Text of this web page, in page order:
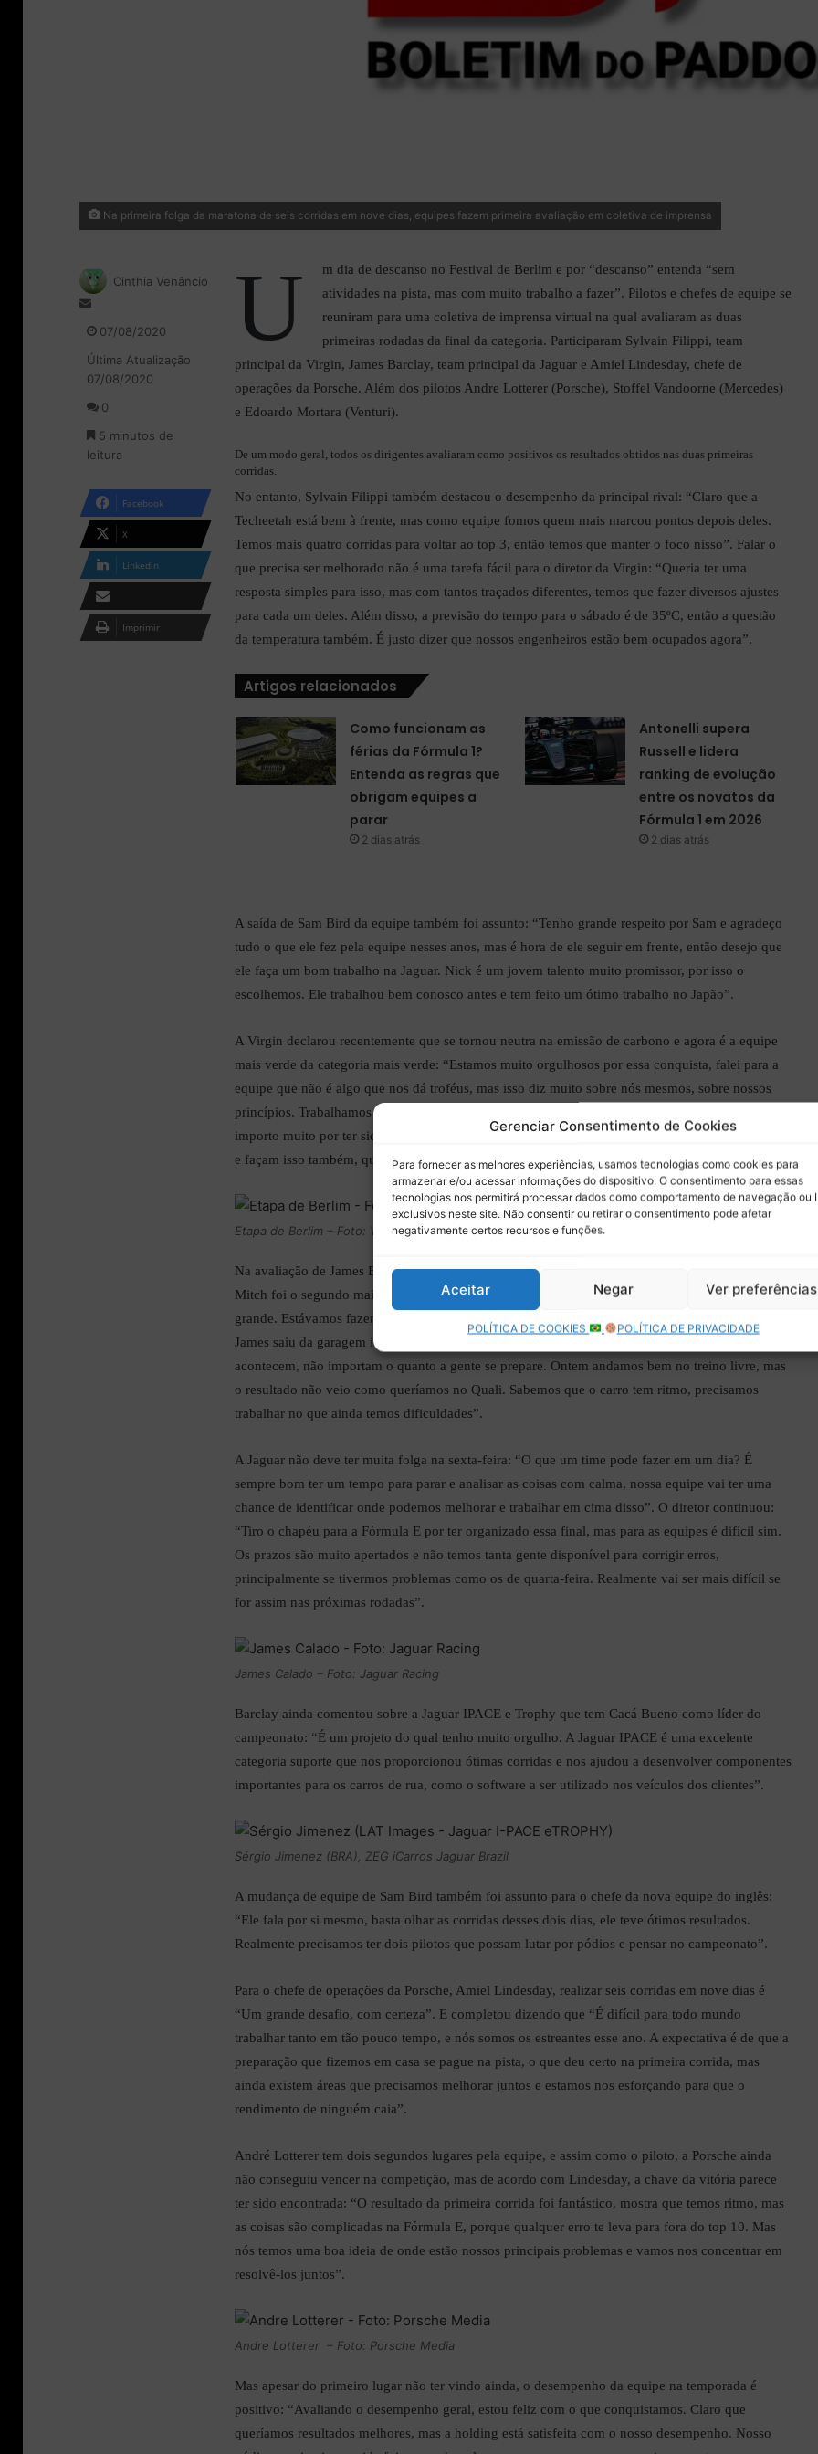
Gerenciar Consentimento de Cookies
Para fornecer as melhores experiências, usamos tecnologias como cookies para
armazenar e/ou acessar informações do dispositivo. O consentimento para essas
tecnologias nos permitirá processar dados como comportamento de navegação ou
exclusivos neste site. Não consentir ou retirar o consentimento pode afetar
negativamente certos recursos e funções.
Aceitar Negar Ver preferências
POLÍTICA DE COOKIES POLÍTICA DE PRIVACIDADE
Na primeira folga da maratona de seis corridas em nove dias, equipes fazem primeira avaliação em coletiva de imprensa
U
m dia de descanso no Festival de Berlim e por “descanso” entenda “sem
atividades na pista, mas com muito trabalho a fazer”. Pilotos e chefes de equipe se
reuniram para uma coletiva de imprensa virtual na qual avaliaram as duas
primeiras rodadas da final da categoria. Participaram Sylvain Filippi, team
principal da Virgin, James Barclay, team principal da Jaguar e Amiel Lindesday, chefe de
operações da Porsche. Além dos pilotos Andre Lotterer (Porsche), Stoffel Vandoorne (Mercedes)
e Edoardo Mortara (Venturi).
De um modo geral, todos os dirigentes avaliaram como positivos os resultados obtidos nas duas primeiras
corridas.
No entanto, Sylvain Filippi também destacou o desempenho da principal rival: “Claro que a
Techeetah está bem à frente, mas como equipe fomos quem mais marcou pontos depois deles.
Temos mais quatro corridas para voltar ao top 3, então temos que manter o foco nisso”. Falar o
que precisa ser melhorado não é uma tarefa fácil para o diretor da Virgin: “Queria ter uma
resposta simples para isso, mas com tantos traçados diferentes, temos que fazer diversos ajustes
para cada um deles. Além disso, a previsão do tempo para o sábado é de 35ºC, então a questão
da temperatura também. É justo dizer que nossos engenheiros estão bem ocupados agora”.
Artigos relacionados
Como funcionam as
férias da Fórmula 1?
Entenda as regras que
obrigam equipes a
parar
2 dias atrás
Antonelli supera
Russell e lidera
ranking de evolução
entre os novatos da
Fórmula 1 em 2026
2 dias atrás
A saída de Sam Bird da equipe também foi assunto: “Tenho grande respeito por Sam e agradeço
tudo o que ele fez pela equipe nesses anos, mas é hora de ele seguir em frente, então desejo que
ele faça um bom trabalho na Jaguar. Nick é um jovem talento muito promissor, por isso o
escolhemos. Ele trabalhou bem conosco antes e tem feito um ótimo trabalho no Japão”.
A Virgin declarou recentemente que se tornou neutra na emissão de carbono e agora é a equipe
mais verde da categoria mais verde: “Estamos muito orgulhosos por essa conquista, falei para a
equipe que não é algo que nos dá troféus, mas isso diz muito sobre nós mesmos, sobre nossos
princípios. Trabalhamos duro por dois anos e conseguimos chegar nesse resultado. Não me
importo muito por ter sido a primeira equipe a conseguir, quero que todas as equipes se inspirem
e façam isso também, queremos ser exemplo”.
Etapa de Berlim – Foto: Virgin Media
Na avaliação de James Barclay, os primeiros dois da Jaguar foram bem diferentes: “No primeiro,
Mitch foi o segundo mais rápido do primeiro grupo, mas a diferença para da Costa era muito
grande. Estávamos fazendo uma boa corrida, até os incidentes com Buemi e Guenther. Quando
James saiu da garagem identificamos um problema no carro dele. Às vezes essas coisas
acontecem, não importam o quanto a gente se prepare. Ontem andamos bem no treino livre, mas
o resultado não veio como queríamos no Quali. Sabemos que o carro tem ritmo, precisamos
trabalhar no que ainda temos dificuldades”.
A Jaguar não deve ter muita folga na sexta-feira: “O que um time pode fazer em um dia? É
sempre bom ter um tempo para parar e analisar as coisas com calma, nossa equipe vai ter uma
chance de identificar onde podemos melhorar e trabalhar em cima disso”. O diretor continuou:
“Tiro o chapéu para a Fórmula E por ter organizado essa final, mas para as equipes é difícil sim.
Os prazos são muito apertados e não temos tanta gente disponível para corrigir erros,
principalmente se tivermos problemas como os de quarta-feira. Realmente vai ser mais difícil se
for assim nas próximas rodadas”.
James Calado – Foto: Jaguar Racing
Barclay ainda comentou sobre a Jaguar IPACE e Trophy que tem Cacá Bueno como líder do
campeonato: “É um projeto do qual tenho muito orgulho. A Jaguar IPACE é uma excelente
categoria suporte que nos proporcionou ótimas corridas e nos ajudou a desenvolver componentes
importantes para os carros de rua, como o software a ser utilizado nos veículos dos clientes”.
Sérgio Jimenez (BRA), ZEG iCarros Jaguar Brazil
A mudança de equipe de Sam Bird também foi assunto para o chefe da nova equipe do inglês:
“Ele fala por si mesmo, basta olhar as corridas desses dois dias, ele teve ótimos resultados.
Realmente precisamos ter dois pilotos que possam lutar por pódios e pensar no campeonato”.
Para o chefe de operações da Porsche, Amiel Lindesday, realizar seis corridas em nove dias é
“Um grande desafio, com certeza”. E completou dizendo que “É difícil para todo mundo
trabalhar tanto em tão pouco tempo, e nós somos os estreantes esse ano. A expectativa é de que a
preparação que fizemos em casa se pague na pista, o que deu certo na primeira corrida, mas
ainda existem áreas que precisamos melhorar juntos e estamos nos esforçando para que o
rendimento de ninguém caia”.
André Lotterer tem dois segundos lugares pela equipe, e assim como o piloto, a Porsche ainda
não conseguiu vencer na competição, mas de acordo com Lindesday, a chave da vitória parece
ter sido encontrada: “O resultado da primeira corrida foi fantástico, mostra que temos ritmo, mas
as coisas são complicadas na Fórmula E, porque qualquer erro te leva para fora do top 10. Mas
nós temos uma boa ideia de onde estão nossos principais problemas e vamos nos concentrar em
resolvê-los juntos”.
Andre Lotterer – Foto: Porsche Media
Mas apesar do primeiro lugar não ter vindo ainda, o desempenho da equipe na temporada é
positivo: “Avaliando o desempenho geral, estou feliz com o que conquistamos. Claro que
queríamos resultados melhores, mas a holding está satisfeita com o nosso desempenho. Nosso
Cinthia Venâncio
d
e
e
-
i
07/08/2020
Última Atualização
07/08/2020
0
5 minutos de
leitura
Facebook
X
Linkedin
Compartilhar via e-
mail
Imprimir